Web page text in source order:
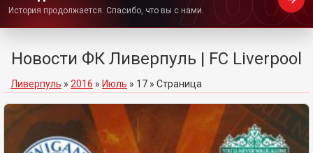
История продолжается. Спасибо, что вы с нами.
Новости ФК Ливерпуль | FC Liverpool
Ливерпуль » 2016 » Июль » 17 » Страница